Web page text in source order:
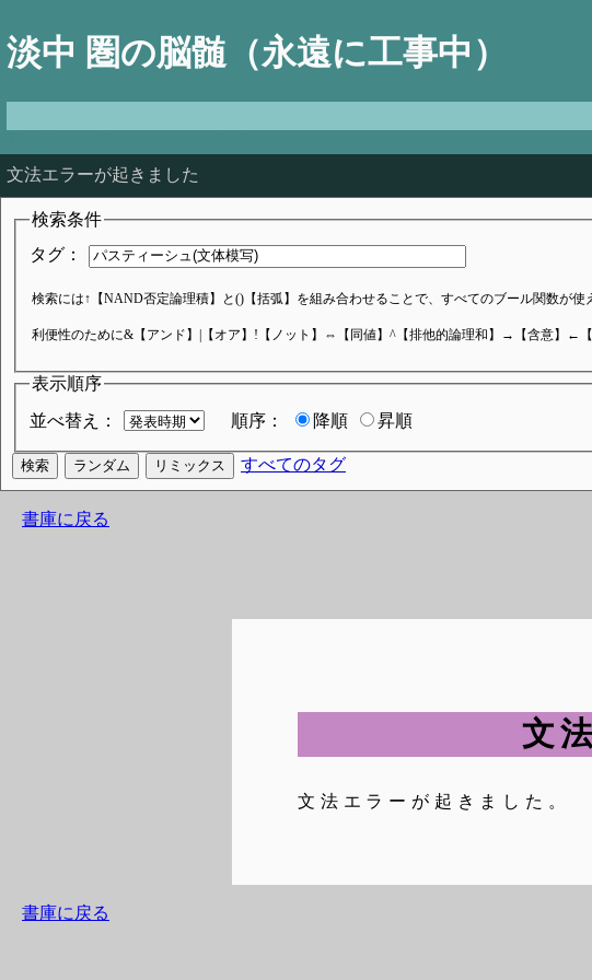
淡中 圏の脳髄（永遠に工事中）
文法エラーが起きました
検索条件
タグ：
検索には↑【NAND否定論理積】と()【括弧】を組み合わせることで、すべてのブール関数が
利便性のために&【アンド】|【オア】!【ノット】⇔【同値】^【排他的論理和】→【含意】←
表示順序
並べ替え：
順序： 降順 昇順
すべてのタグ
書庫に戻る
文
文法エラーが起きました。
書庫に戻る